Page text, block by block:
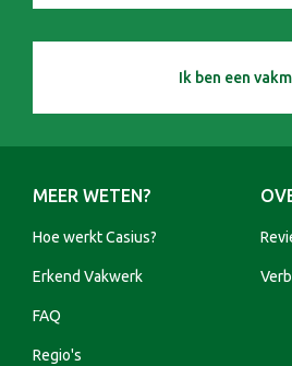
Ik ben een
MEER WETEN?
Hoe werkt Casius?
Erkend Vakwerk
FAQ
Regio's